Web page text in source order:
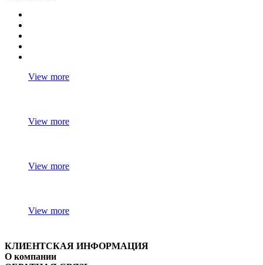
View more
View more
View more
View more
КЛИЕНТСКАЯ ИНФОРМАЦИЯ
О компании